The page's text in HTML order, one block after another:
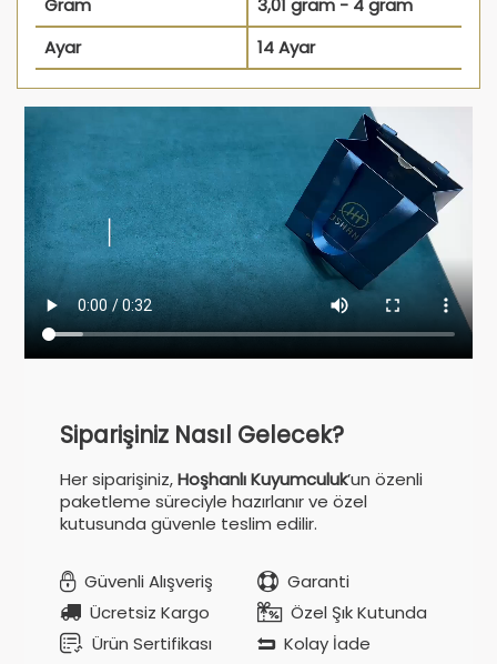
Gram
3,01 gram - 4 gram
Ayar
14 Ayar
Siparişiniz Nasıl Gelecek?
Her siparişiniz,Hoşhanlı Kuyumculuk’un özenli
paketleme süreciyle hazırlanır ve özel
kutusunda güvenle teslim edilir.
Güvenli Alışveriş
Garanti
Ücretsiz Kargo
Özel Şık Kutunda
Ürün Sertifikası
Kolay İade